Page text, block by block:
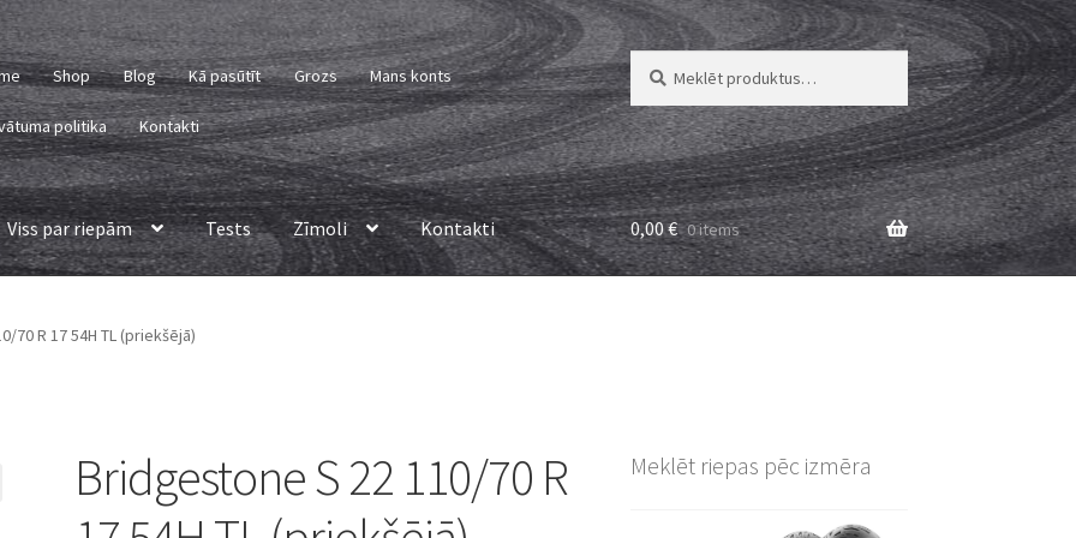
Shop Blog Kā pasūtīt Grozs Mans konts
politika Kontakti
Meklēt:
Meklēt
Viss par riepām Tests Zīmoli Kontakti 0,00€ 0 items
70 R 17 54H TL (priekšējā)
Bridgestone S 22 110/70 R
Meklēt riepas pēc izmēra